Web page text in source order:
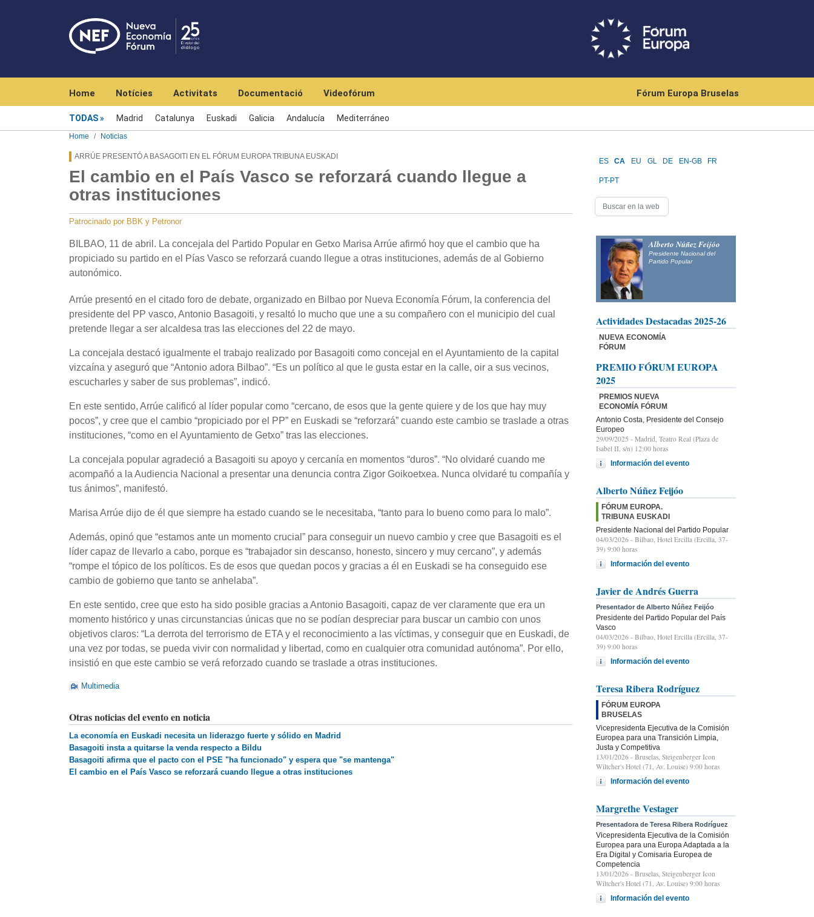
Home Notícies Activitats Documentació Videofórum Fórum Europa Bruselas
TODAS Madrid Catalunya Euskadi Galicia Andalucía Mediterráneo
Home Noticias
ARRÚE PRESENTÓ A BASAGOITI EN EL FÓRUM EUROPA TRIBUNA EUSKADI
El cambio en el País Vasco se reforzará cuando llegue a
otras instituciones
Patrocinado por BBK y Petronor
BILBAO, 11 de abril. La concejala del Partido Popular en Getxo Marisa Arrúe afirmó hoy que el cambio que ha
propiciado su partido en el Pías Vasco se reforzará cuando llegue a otras instituciones, además de al Gobierno
autonómico.
Arrúe presentó en el citado foro de debate, organizado en Bilbao por Nueva Economía Fórum, la conferencia del
presidente del PP vasco, Antonio Basagoiti, y resaltó lo mucho que une a su compañero con el municipio del cual
pretende llegar a ser alcaldesa tras las elecciones del 22 de mayo.
La concejala destacó igualmente el trabajo realizado por Basagoiti como concejal en el Ayuntamiento de la capital
vizcaína y aseguró que “Antonio adora Bilbao”. “Es un político al que le gusta estar en la calle, oir a sus vecinos,
escucharles y saber de sus problemas”, indicó.
En este sentido, Arrúe calificó al líder popular como “cercano, de esos que la gente quiere y de los que hay muy
pocos”, y cree que el cambio “propiciado por el PP” en Euskadi se “reforzará” cuando este cambio se traslade a otras
instituciones, “como en el Ayuntamiento de Getxo” tras las elecciones.
La concejala popular agradeció a Basagoiti su apoyo y cercanía en momentos “duros”. “No olvidaré cuando me
acompañó a la Audiencia Nacional a presentar una denuncia contra Zigor Goikoetxea. Nunca olvidaré tu compañía y
tus ánimos”, manifestó.
Marisa Arrúe dijo de él que siempre ha estado cuando se le necesitaba, “tanto para lo bueno como para lo malo”.
Además, opinó que “estamos ante un momento crucial” para conseguir un nuevo cambio y cree que Basagoiti es el
líder capaz de llevarlo a cabo, porque es “trabajador sin descanso, honesto, sincero y muy cercano”, y además
“rompe el tópico de los políticos. Es de esos que quedan pocos y gracias a él en Euskadi se ha conseguido ese
cambio de gobierno que tanto se anhelaba”.
En este sentido, cree que esto ha sido posible gracias a Antonio Basagoiti, capaz de ver claramente que era un
momento histórico y unas circunstancias únicas que no se podían despreciar para buscar un cambio con unos
objetivos claros: “La derrota del terrorismo de ETA y el reconocimiento a las víctimas, y conseguir que en Euskadi, de
una vez por todas, se pueda vivir con normalidad y libertad, como en cualquier otra comunidad autónoma”. Por ello,
insistió en que este cambio se verá reforzado cuando se traslade a otras instituciones.
Multimedia
Otras noticias del evento en noticia
La economía en Euskadi necesita un liderazgo fuerte y sólido en Madrid
Basagoiti insta a quitarse la venda respecto a Bildu
Basagoiti afirma que el pacto con el PSE "ha funcionado" y espera que "se mantenga"
El cambio en el País Vasco se reforzará cuando llegue a otras instituciones
ES CA EU GL DE EN-GB FR
PT-PT
Alberto Núñez Feijóo
Presidente Nacional del
Partido Popular
Actividades Destacadas 2025-26
NUEVA ECONOMÍA
FÓRUM
PREMIO FÓRUM EUROPA
2025
PREMIOS NUEVA
ECONOMÍA FÓRUM
Antonio Costa, Presidente del Consejo
Europeo
29/09/2025 - Madrid, Teatro Real (Plaza de
Isabel II, s/n) 12:00 horas
Información del evento
Alberto Núñez Feijóo
FÓRUM EUROPA.
TRIBUNA EUSKADI
Presidente Nacional del Partido Popular
04/03/2026 - Bilbao, Hotel Ercilla (Ercilla, 37-
39) 9:00 horas
Información del evento
Javier de Andrés Guerra
Presentador de Alberto Núñez Feijóo
Presidente del Partido Popular del País
Vasco
04/03/2026 - Bilbao, Hotel Ercilla (Ercilla, 37-
39) 9:00 horas
Información del evento
Teresa Ribera Rodríguez
FÓRUM EUROPA
BRUSELAS
Vicepresidenta Ejecutiva de la Comisión
Europea para una Transición Limpia,
Justa y Competitiva
13/01/2026 - Bruselas, Steigenberger Icon
Wiltcher's Hotel (71, Av. Louise) 9:00 horas
Información del evento
Margrethe Vestager
Presentadora de Teresa Ribera Rodríguez
Vicepresidenta Ejecutiva de la Comisión
Europea para una Europa Adaptada a la
Era Digital y Comisaria Europea de
Competencia
13/01/2026 - Bruselas, Steigenberger Icon
Wiltcher's Hotel (71, Av. Louise) 9:00 horas
Información del evento